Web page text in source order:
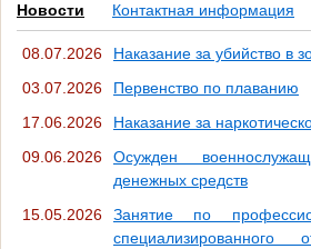
Новости Контактная информация
08.07.2026
Наказание за убийство в
03.07.2026
Первенство по плаванию
17.06.2026
Наказание за
09.06.2026
Осужден
денежных средств
15.05.2026
Занятие по
специализированного